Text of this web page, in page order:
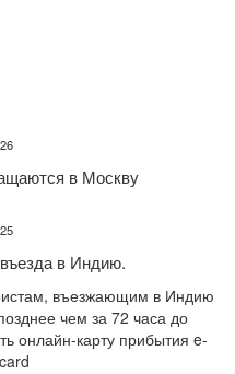
в Москву
в Индию.
въезжающим в Индию
чем за 72 часа до
онлайн-карту прибытия e-